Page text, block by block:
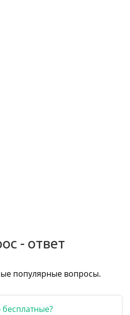
- ответ
популярные вопросы.